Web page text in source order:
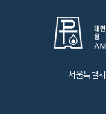
서울특별